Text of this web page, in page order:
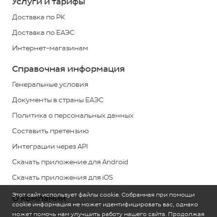
*
+7
(727)
313
2779
*звонок
РК
бесплатный
связь
Доставка по РК
Доставка по ЕАЭС
Интернет-магазинам
Справочная информация
Генеральные условия
Документы в страны ЕАЭС
Политика о персональных данных
Составить претензию
Интеграции через API
Скачать приложение для Android
Скачать приложения для iOS
О компании
Новости
Этот сайт использует файлы cookie. Собранная при помощи
cookie информация не может идентифицировать вас, однако
может помочь нам улучшить работу нашего сайта. Продолжая